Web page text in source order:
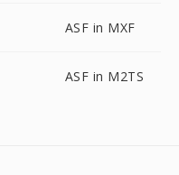
ASF in MXF
ASF in M2TS